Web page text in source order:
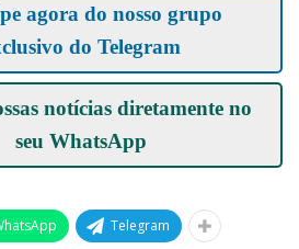
agora do nosso grupo
do Telegram
notícias diretamente no
seuWhatsApp
Telegram